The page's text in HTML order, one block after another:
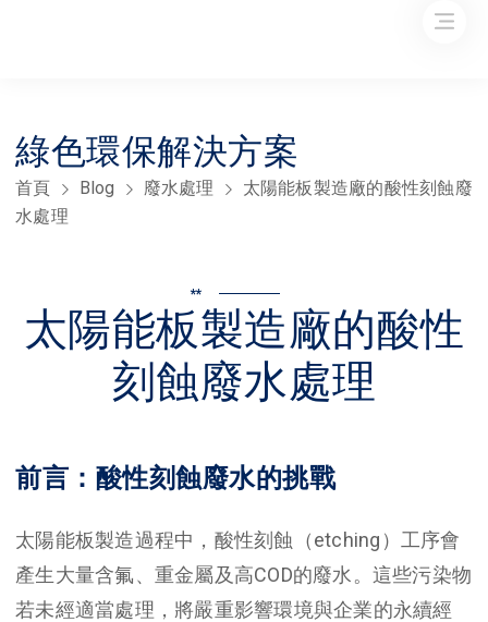
綠色環保解決方案
首頁 Blog 廢水處理
太陽能板製造廠的酸性刻蝕廢
水處理
**
太陽能板製造廠的酸性
刻蝕廢水處理
前言：酸性刻蝕廢水的挑戰
太陽能板製造過程中，酸性刻蝕（etching）工序會
產生大量含氟、重金屬及高COD的廢水。這些污染物
若未經適當處理，將嚴重影響環境與企業的永續經